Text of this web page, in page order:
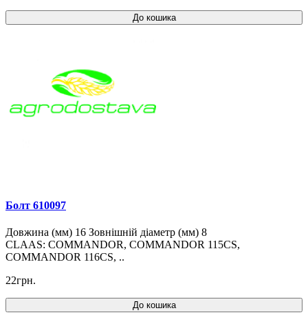
До кошика
Болт 610097
Довжина (мм) 16 Зовнішній діаметр (мм) 8
CLAAS: COMMANDOR, COMMANDOR 115CS,
COMMANDOR 116CS, ..
22грн.
До кошика